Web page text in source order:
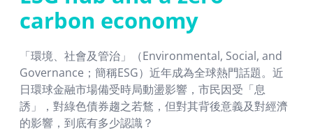
carbon economy
「環境、社會及管治」（Environmental, Social, and
Governance；簡稱ESG）近年成為全球熱門話題。近
日環球金融市場備受時局動盪影響，市民因受「息
誘」，對綠色債券趨之若鶩，但對其背後意義及對經濟
的影響，到底有多少認識？